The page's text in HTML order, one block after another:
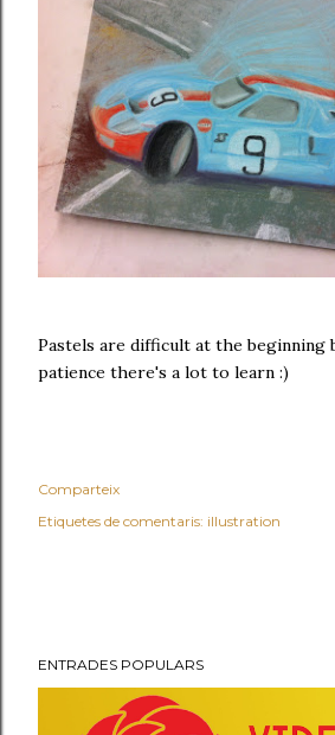
Pastels are difficult at the beginning
patience there's a lot to learn :)
Comparteix
Etiquetes de comentaris: illustration
ENTRADES POPULARS